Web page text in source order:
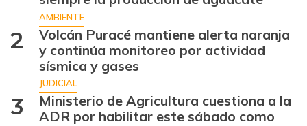
07/25/2026 -2,98%
Aguacate
papelillo
07/25/2026
$ 8.366,30
Ahuyama
07/25/2026
$ 1.634,56
-0,51%
2
AMBIENTE
Volcán Puracé mantiene alerta naranja
y continúa monitoreo por actividad
sísmica y gases
3
JUDICIAL
Ministerio de Agricultura cuestiona a la
ADR por habilitar este sábado como